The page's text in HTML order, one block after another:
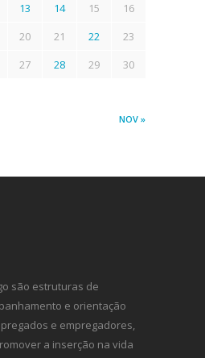
NOV »
13 14 15
16
20 21 22
23
27 28 29
30
são estruturas de
e orientação
e empregadores,
a inserção na vida